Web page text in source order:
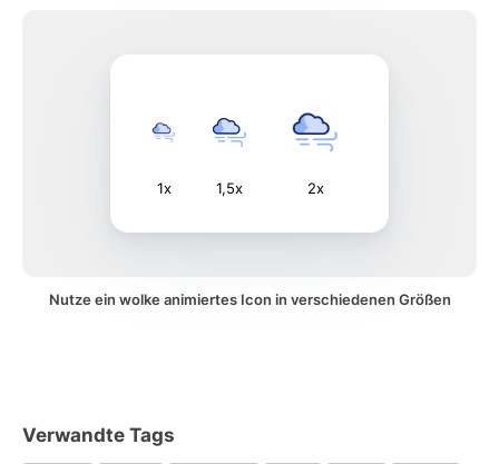
1x 1,5x 2x
Nutze ein wolke animiertes Icon in verschiedenen Größen
Verwandte Tags